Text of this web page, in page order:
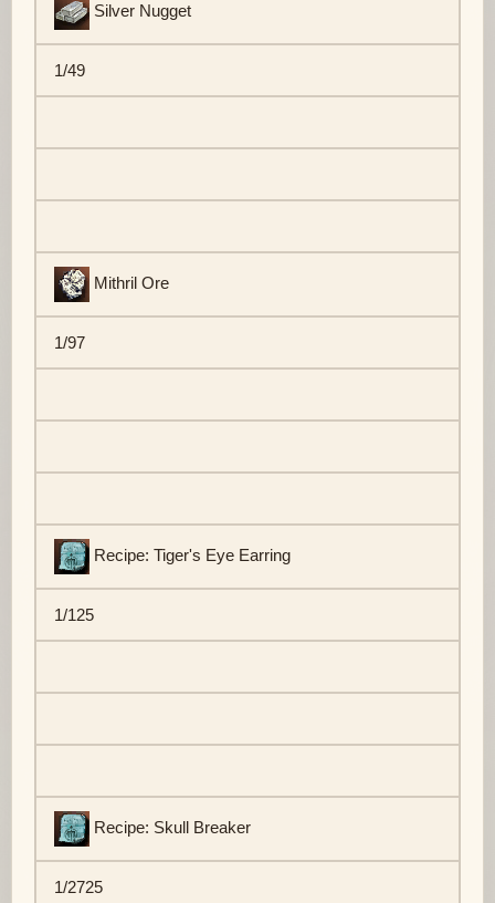
Silver Nugget
1/49
Mithril Ore
1/97
Recipe: Tiger's Eye Earring
1/125
Recipe: Skull Breaker
1/2725